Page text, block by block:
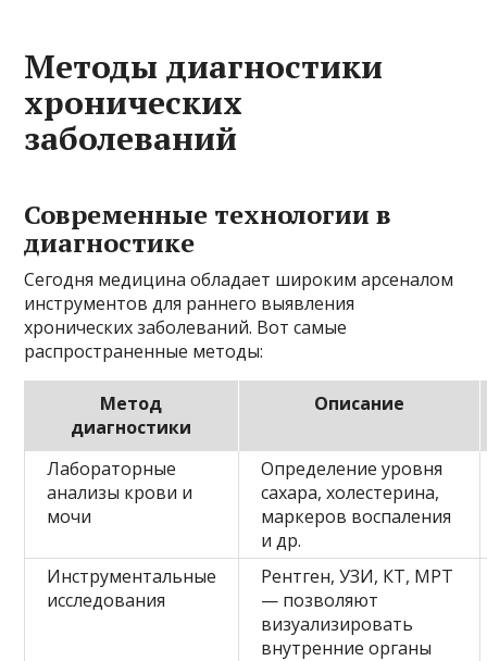
Методы диагностики
хронических
заболеваний
Современные технологии в
диагностике
Сегодня медицина обладает широким арсеналом
инструментов для раннего выявления
хронических заболеваний. Вот самые
распространенные методы:
Метод
диагностики
Описание
Лабораторные
анализы крови и
мочи
Определение уровня
сахара, холестерина,
маркеров воспаления
и др.
Инструментальные
исследования
Рентген, УЗИ, КТ, МРТ
— позволяют
визуализировать
внутренние органы